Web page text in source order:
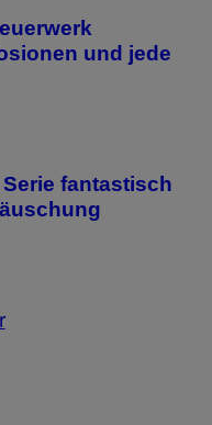
und jede
fantastisch